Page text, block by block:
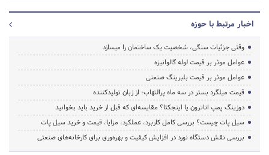
اخبار مرتبط با حوزه
وقتی جزئیات سنگی، شخصیت یک ساختمان را میسازد
عوامل موثر بر قیمت لوله گالوانیزه
عوامل موثر بر قیمت بلبرینگ صنعتی
قیمت میلگرد بستر در سه ماه پرالتهاب؛ از زبان تولیدکننده
دوزینگ پمپ اتاترون یا اینجکتا؟ مقایسه‌ای که قبل از خرید باید بخوانید
سیل پات چیست؟ بررسی کامل کاربرد، عملکرد، مزایا، قیمت و خرید سیل پات
بررسی نقش دستگاه نورد در افزایش کیفیت و بهره‌وری برای کارخانه‌های صنعتی